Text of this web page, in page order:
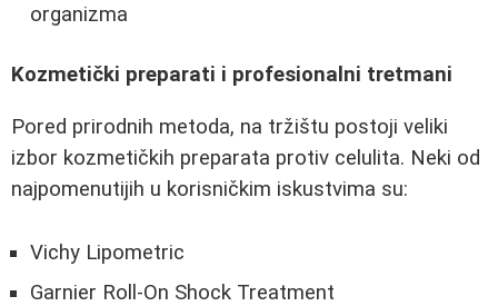
organizma
Kozmetički preparati i profesionalni tretmani
Pored prirodnih metoda, na tržištu postoji veliki
izbor kozmetičkih preparata protiv celulita. Neki od
najpomenutijih u korisničkim iskustvima su:
Vichy Lipometric
Garnier Roll-On Shock Treatment